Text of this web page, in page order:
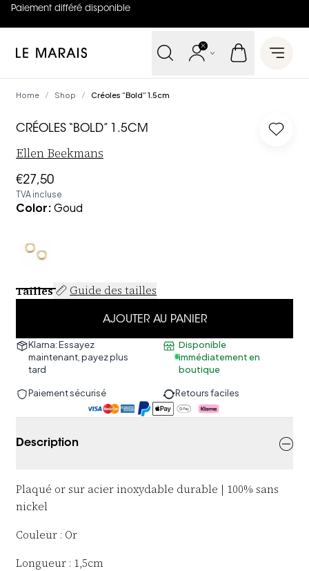
Paiement différé disponible
4.8 sur5 (42 Avis
Le Marais Open
Home / Shop / Créoles “Bold” 1.5cm
CRÉOLES “BOLD” 1.5CM Log in
Ellen Beekmans
€27,50
TVA incluse
Color:Goud
Tailles Guide des tailles
AJOUTER AU PANIER
Klarna: Essayez
maintenant, payez plus
tard
Disponible
immédiatement en
boutique
Paiement sécurisé Retours faciles
Description
Plaqué or sur acier inoxydable durable | 100% sans
nickel
Couleur : Or
Longueur : 1,5cm